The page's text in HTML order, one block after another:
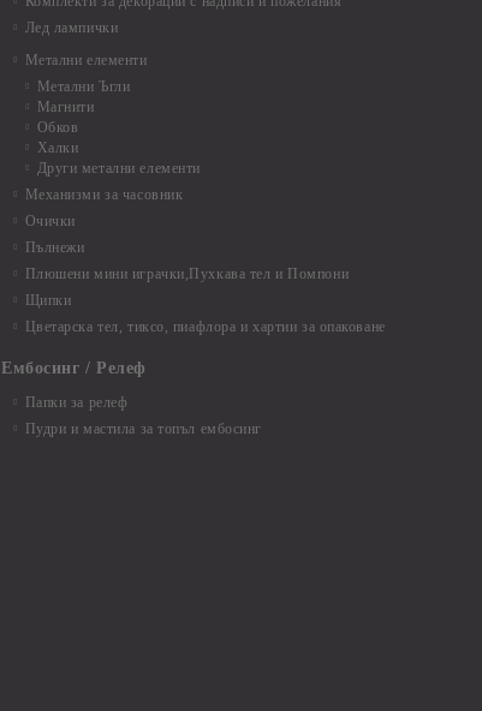
Лед лампички
Метални елементи
Метални Ъгли
Магнити
Обков
Халки
Други метални елементи
Механизми за часовник
Очички
Пълнежи
Плюшени мини играчки,Пухкава тел и Помпони
Щипки
Цветарска тел, тиксо, пиафлора и хартии за опаковане
Ембосинг / Релеф
Папки за релеф
Пудри и мастила за топъл ембосинг